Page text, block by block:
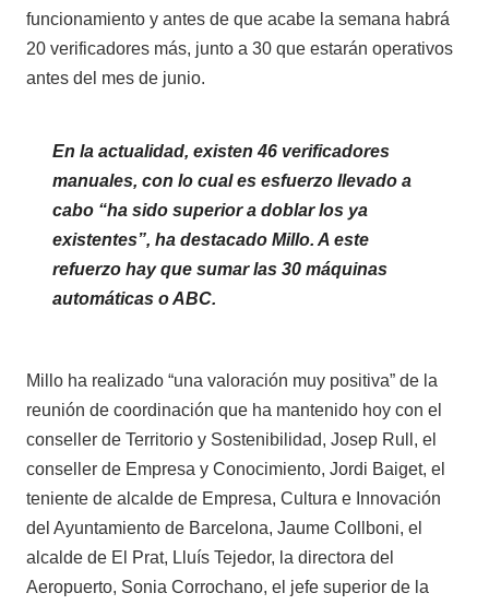
funcionamiento y antes de que acabe la semana habrá
20 verificadores más, junto a 30 que estarán operativos
antes del mes de junio.
En la actualidad, existen 46 verificadores
manuales, con lo cual es esfuerzo llevado a
cabo “ha sido superior a doblar los ya
existentes”, ha destacado Millo. A este
refuerzo hay que sumar las 30 máquinas
automáticas o ABC.
Millo ha realizado “una valoración muy positiva” de la
reunión de coordinación que ha mantenido hoy con el
conseller de Territorio y Sostenibilidad, Josep Rull, el
conseller de Empresa y Conocimiento, Jordi Baiget, el
teniente de alcalde de Empresa, Cultura e Innovación
del Ayuntamiento de Barcelona, Jaume Collboni, el
alcalde de El Prat, Lluís Tejedor, la directora del
Aeropuerto, Sonia Corrochano, el jefe superior de la